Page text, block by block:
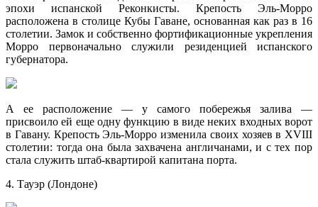
эпохи испанской Реконкисты. Крепость Эль-Морро
расположена в столице Кубы Гаване, основанная как раз в 16
столетии. Замок и собственно фортификационные укрепления
Морро первоначально служили резиденцией испанского
губернатора.
А ее расположение — у самого побережья залива —
присвоило ей еще одну функцию в виде неких входных ворот
в Гавану. Крепость Эль-Морро изменила своих хозяев в XVIII
столетии: тогда она была захвачена англичанами, и с тех пор
стала служить штаб-квартирой капитана порта.
4. Тауэр (Лондоне)